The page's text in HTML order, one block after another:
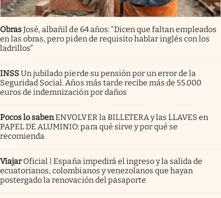
ObrasJosé, albañil de 64 años: “Dicen que faltan empleados
en las obras, pero piden de requisito hablar inglés con los
ladrillos”
INSSUn jubilado pierde su pensión por un error de la
Seguridad Social. Años más tarde recibe más de 55.000
euros de indemnización por daños
Pocos lo sabenENVOLVER la BILLETERA y las LLAVES en
PAPEL DE ALUMINIO: para qué sirve y por qué se
recomienda
Viajar Oficial | España impedirá el ingreso y la salida de
ecuatorianos, colombianos y venezolanos que hayan
postergado la renovación del pasaporte